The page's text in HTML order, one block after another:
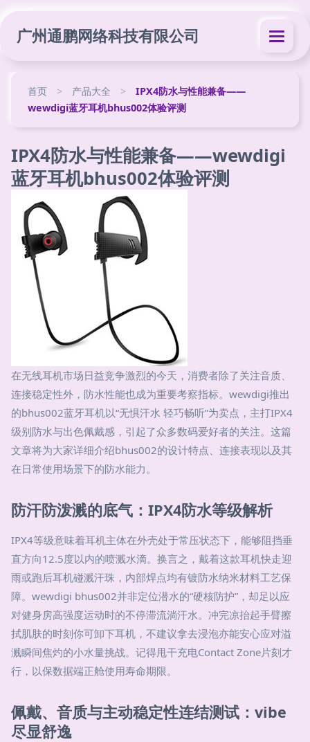
广州通鹏网络科技有限公司
首页 > 产品大全 >
IPX4防水与性能兼备——
wewdigi蓝牙耳机bhus002体验评测
IPX4防水与性能兼备——wewdigi
蓝牙耳机bhus002体验评测
在无线耳机市场日益竞争激烈的今天，消费者除了关注音质、
连接稳定性外，防水性能也成为重要考察指标。wewdigi推出
的bhus002蓝牙耳机以“无惧汗水 轻巧畅听”为卖点，主打IPX4
级别防水与出色佩戴感，引起了众多数码爱好者的关注。这篇
文章将为大家详细介绍bhus002的设计特点、连接表现以及其
在日常使用场景下的防水能力。
防汗防泼溅的底气：IPX4防水等级解析
IPX4等级意味着耳机主体在外壳处于常压状态下，能够阻挡垂
直方向12.5度以内的喷溅水滴。换言之，戴着这款耳机快走迎
雨或跑后耳机碰溅汗珠，内部焊点均有镀防水纳米材料工艺保
障。wewdigi bhus002并非定位潜水的“硬核防护”，却足以应
对健身房高强度运动时的不停滞流淌汗水。冲完凉抬起手臂擦
拭肌肤的时刻你可卸下耳机，不建议拿去浸泡亦能安心应对溢
溅瞬间焦灼的小水量挑战。记得甩干充电Contact Zone片刻才
行，以保数据端正舱使用寿命期限。
佩戴、音质与主动稳定性连结测试：vibe
尽显舒逸